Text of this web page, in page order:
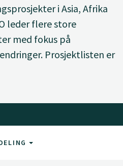
i Asia, Afrika
leder flere store
med fokus på
Prosjektlisten er